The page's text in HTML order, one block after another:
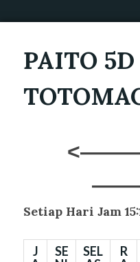
PAITO 5D
Setiap Hari Jam
J
SE
SEL
R